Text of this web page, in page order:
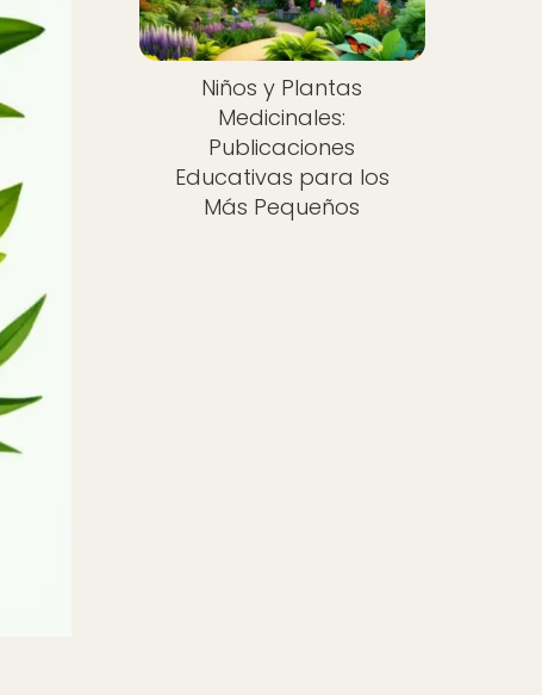
Niños y Plantas
Medicinales:
Publicaciones
Educativas para los
Más Pequeños